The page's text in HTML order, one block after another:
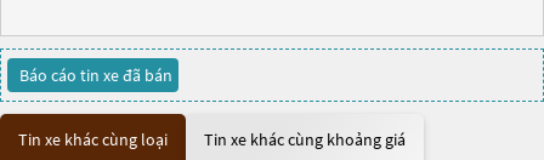
Báo cáo tin xe đã bán
Tin xe khác cùng loại Tin xe khác cùng khoảng giá